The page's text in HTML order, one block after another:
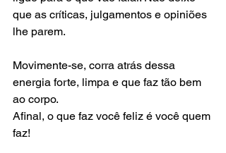
que as críticas, julgamentos e opiniões
lhe parem.
Movimente-se, corra atrás dessa
energia forte, limpa e que faz tão bem
ao corpo.
Afinal, o que faz você feliz é você quem
faz!